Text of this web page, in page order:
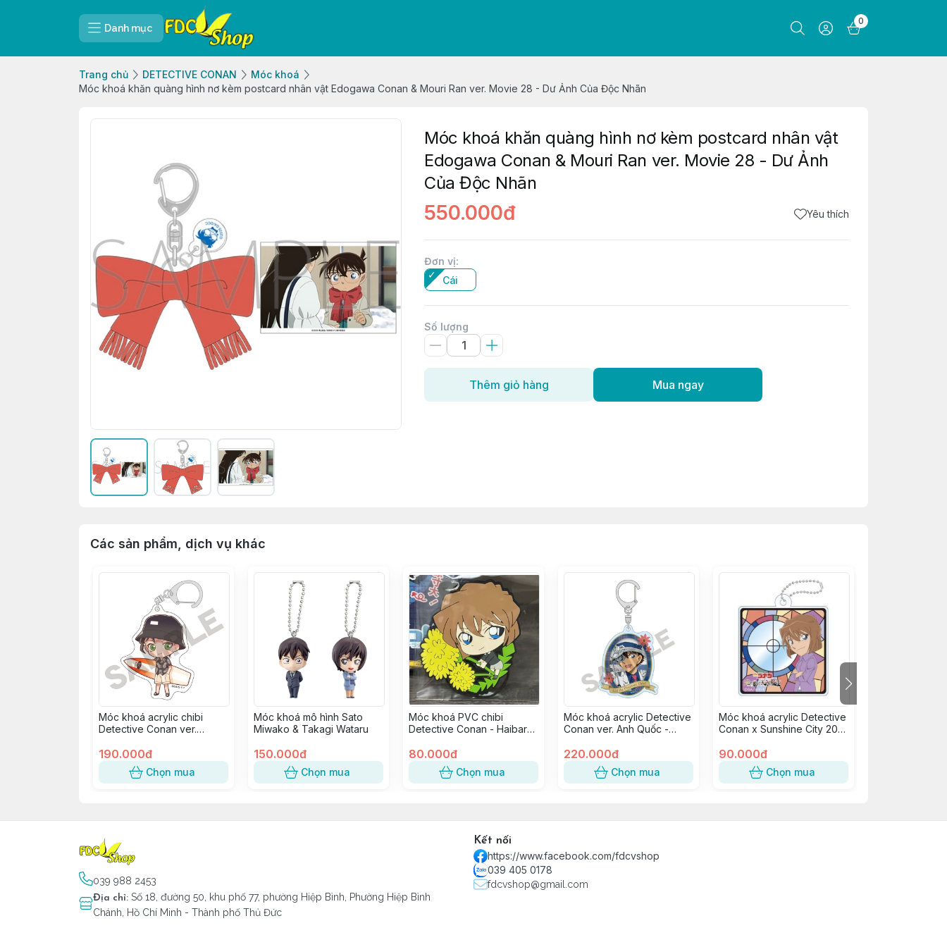
Danh mục
0
Trang chủ DETECTIVE CONAN
Móc khoá
Móc khoá khăn quàng hình nơ kèm postcard nhân vật Edogawa Conan & Mouri Ran ver. Movie 28 - Dư Ảnh Của Độc Nhãn
Móc khoá khăn quàng hình nơ kèm postcard nhân vật
Edogawa Conan & Mouri Ran ver. Movie 28 - Dư Ảnh
Của Độc Nhãn
550.000đ Yêu thích
Đơn vị:
Cái
Số lượng
Thêm giỏ hàng Mua ngay
Các sản phẩm, dịch vụ khác
Móc khoá acrylic chibi
Detective Conan ver.
190.000đ
Chọn mua
Móc khoá mô hình Sato
Miwako & Takagi Wataru
150.000đ
Chọn mua
Móc khoá PVC chibi
Detective Conan - Haibara
80.000đ
Chọn mua
Móc khoá acrylic Detective
Conan ver. Anh Quốc -
220.000đ
Chọn mua
Móc khoá acrylic Detective
Conan x Sunshine City 2021
90.000đ
Chọn mua
039 988 2453
Địa chỉ: Số 18, đường 50, khu phố 77, phường Hiệp Bình, Phường Hiệp Bình
Chánh, Hồ Chí Minh - Thành phố Thủ Đức
Kết nối
https://www.facebook.com/fdcvshop
039 405 0178
fdcvshop@gmail.com